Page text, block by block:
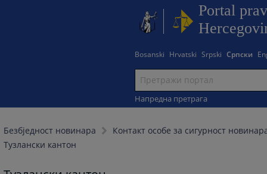
Portal
Bosanski Hrvatski Srpski Српски
Напредна претрага
Безбjедност новинара
Контакт особе за сигурност
Тузлански кантон